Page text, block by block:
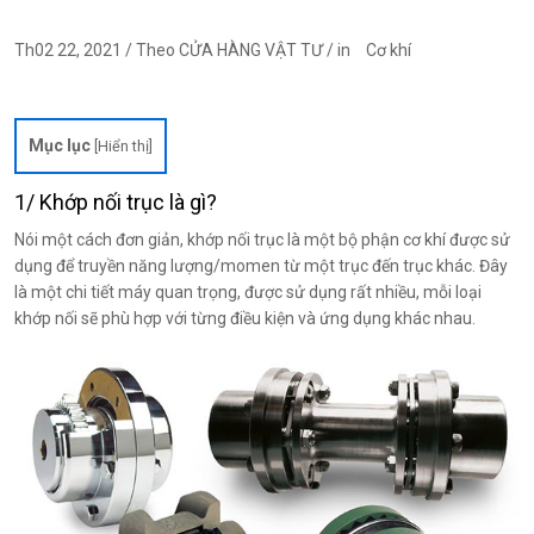
Th02 22, 2021 / Theo CỬA HÀNG VẬT TƯ / in Cơ khí
Mục lục Hiển thị
1/ Khớp nối trục là gì?
Nói một cách đơn giản, khớp nối trục là một bộ phận cơ khí được sử
dụng để truyền năng lượng/momen từ một trục đến trục khác. Đây
là một chi tiết máy quan trọng, được sử dụng rất nhiều, mỗi loại
khớp nối sẽ phù hợp với từng điều kiện và ứng dụng khác nhau.